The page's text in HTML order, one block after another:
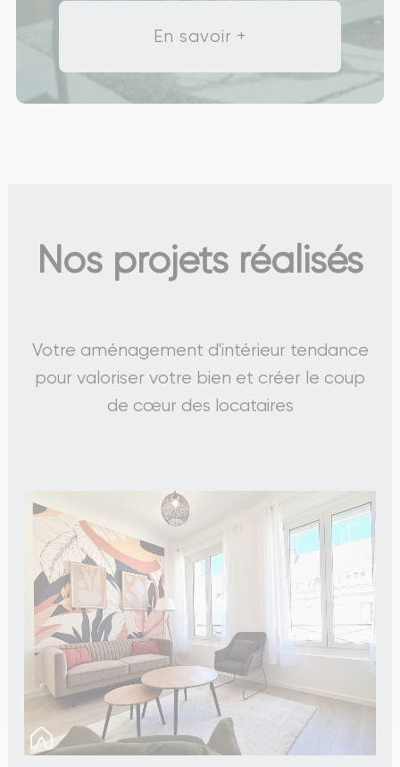
En savoir +
Nos projets réalisés
Votre aménagement d'intérieur tendance
pour valoriser votre bien et créer le coup
de cœur des locataires